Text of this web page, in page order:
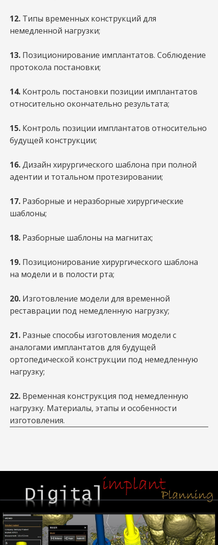
12. Типы временных конструкций для
немедленной нагрузки;
13. Позиционирование имплантатов. Соблюдение
протокола постановки;
14. Контроль постановки позиции имплантатов
относительно окончательно результата;
15. Контроль позиции имплантатов относительно
будущей конструкции;
16.Дизайн хирургического шаблона при полной
адентии и тотальном протезировании;
17. Разборные и неразборные хирургические
шаблоны;
18. Разборные шаблоны на магнитах;
19. Позиционирование хирургического шаблона
на модели и в полости рта;
20. Изготовление модели для временной
реставрации под немедленную нагрузку;
21. Разные способы изготовления модели с
аналогами имплантатов для будущей
ортопедической конструкции под немедленную
нагрузку;
22. Временная конструкция под немедленную
нагрузку. Материалы, этапы и особенности
изготовления.